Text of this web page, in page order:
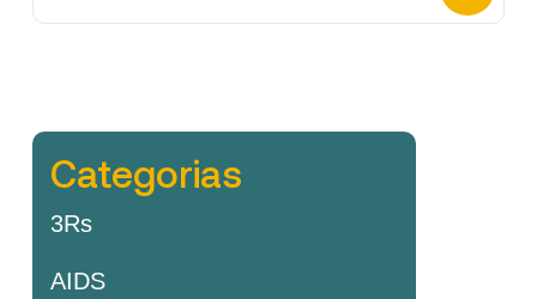
Categorias
3Rs
AIDS